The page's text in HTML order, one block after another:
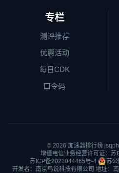
专栏
测评推荐
优惠活动
每日CDK
口令码
© 2026 加速器排行榜
增值电信业务经营许可证：苏
苏ICP备2023044465号-4
苏
开发者：南京鸟说科技有限公司 地址：